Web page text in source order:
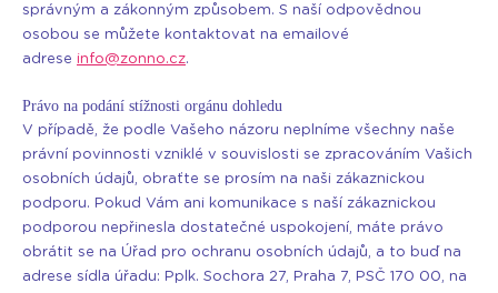
správným a zákonným způsobem. S naší odpovědnou
osobou se můžete kontaktovat na emailové
adrese info@zonno.cz.
Právo na podání stížnosti orgánu dohledu
V případě, že podle Vašeho názoru neplníme všechny naše
právní povinnosti vzniklé v souvislosti se zpracováním Vašich
osobních údajů, obraťte se prosím na naši zákaznickou
podporu. Pokud Vám ani komunikace s naší zákaznickou
podporou nepřinesla dostatečné uspokojení, máte právo
obrátit se na Úřad pro ochranu osobních údajů, a to buď na
adrese sídla úřadu: Pplk. Sochora 27, Praha 7, PSČ 170 00, na